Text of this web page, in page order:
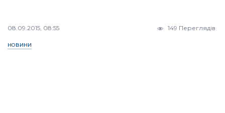
08.09.2015, 08:55 149 Переглядів
НОВИНИ